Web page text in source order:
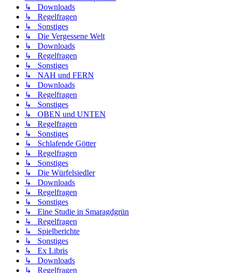
↳ Downloads
↳ Regelfragen
↳ Sonstiges
↳ Die Vergessene Welt
↳ Downloads
↳ Regelfragen
↳ Sonstiges
↳ NAH und FERN
↳ Downloads
↳ Regelfragen
↳ Sonstiges
↳ OBEN und UNTEN
↳ Regelfragen
↳ Sonstiges
↳ Schlafende Götter
↳ Regelfragen
↳ Sonstiges
↳ Die Würfelsiedler
↳ Downloads
↳ Regelfragen
↳ Sonstiges
↳ Eine Studie in Smaragdgrün
↳ Regelfragen
↳ Spielberichte
↳ Sonstiges
↳ Ex Libris
↳ Downloads
↳ Regelfragen